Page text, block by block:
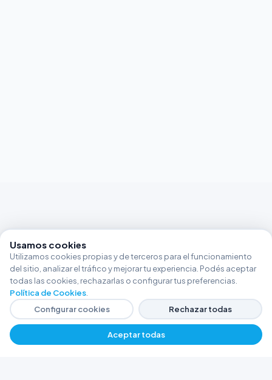
Usamos cookies
Utilizamos cookies propias y de terceros para el funcionamiento
del sitio, analizar el tráfico y mejorar tu experiencia. Podés aceptar
todas las cookies, rechazarlas o configurar tus preferencias.
Política de Cookies
Configurar cookies
Rechazar todas
Aceptar todas